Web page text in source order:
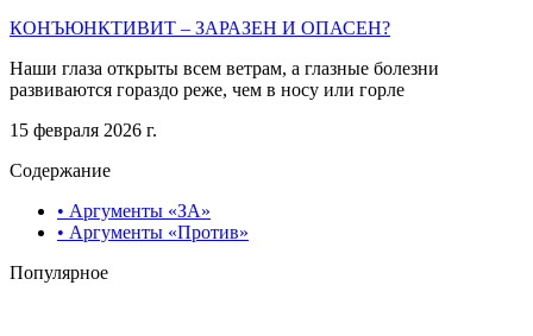
КОНЪЮНКТИВИТ – ЗАРАЗЕН И ОПАСЕН?
Наши глаза открыты всем ветрам, а глазные болезни
развиваются гораздо реже, чем в носу или горле
15 февраля 2026 г.
Содержание
• Аргументы «ЗА»
• Аргументы «Против»
Популярное